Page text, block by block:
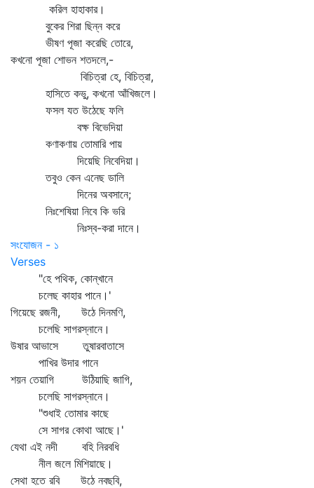
করিল হাহাকার।
বুকের শিরা ছিন্ন করে
ভীষণ পূজা করেছি তোরে,
কখনো পূজা শোভন শতদলে,-
বিচিত্রা হে, বিচিত্রা,
হাসিতে কভু, কখনো আঁখিজলে।
ফসল যত উঠেছে ফলি
বক্ষ বিভেদিয়া
কণাকণায় তোমারি পায়
দিয়েছি নিবেদিয়া।
তবুও কেন এনেছ ডালি
দিনের অবসানে;
নিঃশেষিয়া নিবে কি ভরি
নিঃস্ব-করা দানে।
সংযোজন - ১
Verses
"হে পথিক, কোন্‌খানে
চলেছ কাহার পানে।'
গিয়েছে রজনী, উঠে দিনমণি,
চলেছি সাগরস্নানে।
উষার আভাসে তুষারবাতাসে
পাখির উদার গানে
শয়ন তেয়াগি উঠিয়াছি জাগি,
চলেছি সাগরস্নানে।
"শুধাই তোমার কাছে
সে সাগর কোথা আছে।'
যেথা এই নদী বহি নিরবধি
নীল জলে মিশিয়াছে।
সেথা হতে রবি উঠে নবছবি,